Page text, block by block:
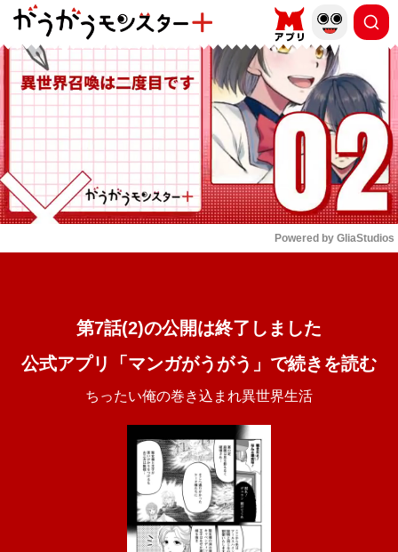
もっと読む
Powered by GliaStudios
第7話(2)の公開は終了しました
公式アプリ「マンガがうがう」で続きを読む
ちったい俺の巻き込まれ異世界生活